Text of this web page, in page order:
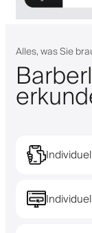
Alles, was Sie